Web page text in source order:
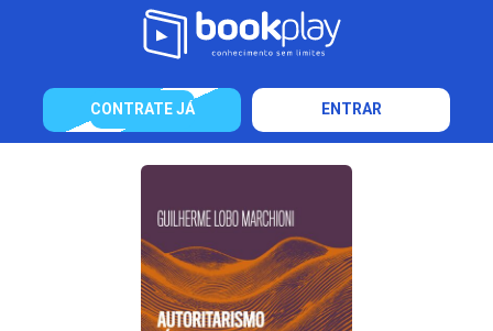
CONTRATE JÁ ENTRAR